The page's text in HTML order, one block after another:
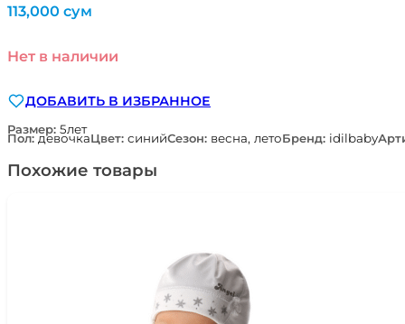
113,000 сум
Нет в наличии
ДОБАВИТЬ В ИЗБРАННОЕ
Размер: 5лет
Пол:девочкаЦвет: синийСезон: весна, летоБренд: idilbaby
Похожие товары